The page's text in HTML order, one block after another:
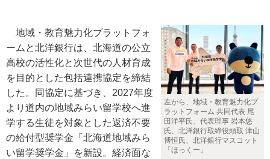
左から、地域・教育魅力化プ
ラットフォーム 共同代表 尾
田洋平氏、代表理事 岩本悠
氏、北洋銀行取締役頭取 津山
博恒氏、北洋銀行マスコット
「ほっくー」
地域・教育魅力化プラットフォ
ームと北洋銀行は、北海道の公立
高校の活性化と次世代の人材育成
を目的とした包括連携協定を締結
した。同協定に基づき、2027年度
より道内の地域みらい留学校へ進
学する生徒を対象とした返済不要
の給付型奨学金「北海道地域みら
い留学奨学金」を新設。経済面な